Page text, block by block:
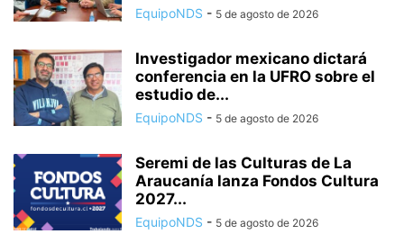
EquipoNDS - 5 de agosto de 2026
Investigador mexicano dictará
conferencia en la UFRO sobre el
estudio de...
EquipoNDS - 5 de agosto de 2026
Seremi de las Culturas de La
Araucanía lanza Fondos Cultura
2027...
EquipoNDS - 5 de agosto de 2026